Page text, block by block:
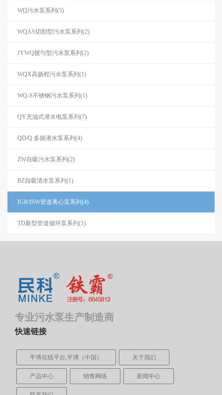
WQ污水泵系列(5)
WQAS切割型污水泵系列(2)
JYWQ搅匀型污水泵系列(2)
WQX高扬程污水泵系列(1)
WQ-S不锈钢污水泵系列(1)
QY充油式潜水电泵系列(7)
QD/Q 多级潜水泵系列(4)
ZW自吸污水泵系列(2)
BZ自吸清水泵系列(1)
IGR/ISW管道离心泵系列(4)
TD新型管道循环泵系列(1)
专业污水泵生产制造商
快速链接
平博在线平台,平博（中国） 关于我们
产品中心 销售网络 新闻中心